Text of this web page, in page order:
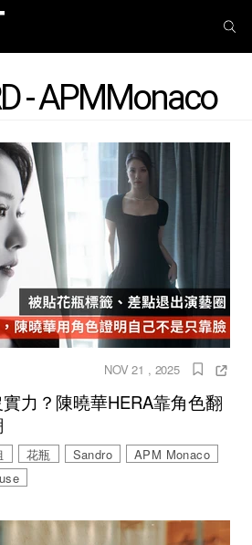
- APMMonaco
NOV 21 , 2025
力？陳曉華HERA靠角色翻
花瓶 Sandro
APM Monaco